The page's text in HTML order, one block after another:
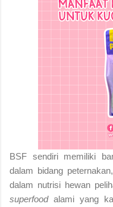
BSF sendiri memiliki
dalam bidang
dalam nutrisi hewan
superfoodalami yang